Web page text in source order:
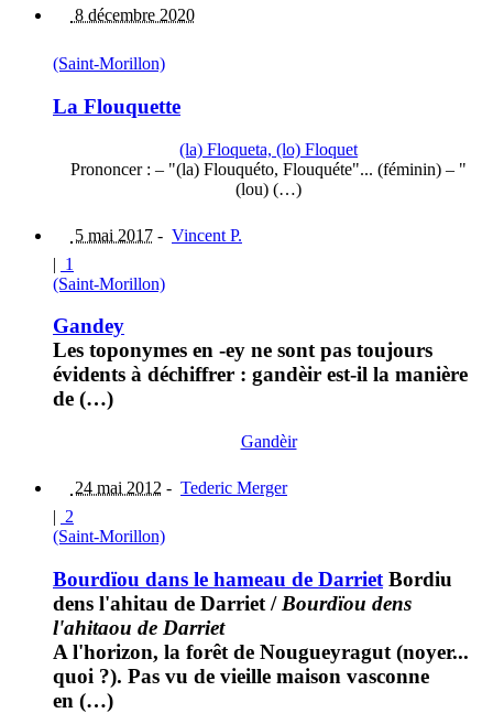
8 décembre 2020
(Saint-Morillon)
La Flouquette
(la) Floqueta, (lo) Floquet
Prononcer : – "(la) Flouquéto, Flouquéte"... (féminin) – "
(lou) (…)
5 mai 2017 - Vincent P.
| 1
(Saint-Morillon)
Gandey
Les toponymes en -ey ne sont pas toujours
évidents à déchiffrer : gandèir est-il la manière
de (…)
Gandèir
24 mai 2012 - Tederic Merger
| 2
(Saint-Morillon)
Bourdïou dans le hameau de Darriet Bordiu
dens l'ahitau de Darriet / Bourdïou dens
l'ahitaou de Darriet
A l'horizon, la forêt de Nougueyragut (noyer...
quoi ?). Pas vu de vieille maison vasconne
en (…)